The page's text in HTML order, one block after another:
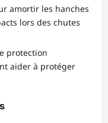
amortir les hanches
lors des chutes
protection
aider à protéger